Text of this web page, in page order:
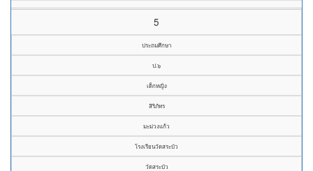
5
ประถมศึกษา
ป.๖
เด็กหญิง
สิริภัทร
มะม่วงแก้ว
โรงเรียนวัดสระบัว
วัดสระบัว